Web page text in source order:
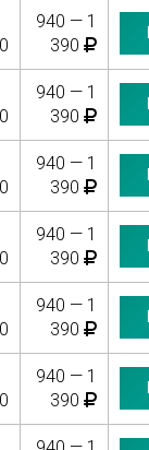
940 — 1
390
940 — 1
390
940 — 1
390
940 — 1
390
940 — 1
390
940 — 1
390